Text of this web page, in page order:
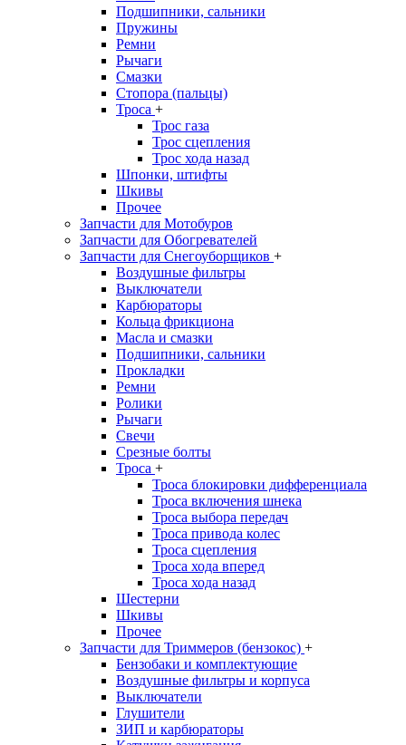
Подшипники, сальники
Пружины
Ремни
Рычаги
Смазки
Стопора (пальцы)
Троса +
Трос газа
Трос сцепления
Трос хода назад
Шпонки, штифты
Шкивы
Прочее
Запчасти для Мотобуров
Запчасти для Обогревателей
Запчасти для Снегоуборщиков +
Воздушные фильтры
Выключатели
Карбюраторы
Кольца фрикциона
Масла и смазки
Подшипники, сальники
Прокладки
Ремни
Ролики
Рычаги
Свечи
Срезные болты
Троса +
Троса блокировки дифференциала
Троса включения шнека
Троса выбора передач
Троса привода колес
Троса сцепления
Троса хода вперед
Троса хода назад
Шестерни
Шкивы
Прочее
Запчасти для Триммеров (бензокос) +
Бензобаки и комплектующие
Воздушные фильтры и корпуса
Выключатели
Глушители
ЗИП и карбюраторы